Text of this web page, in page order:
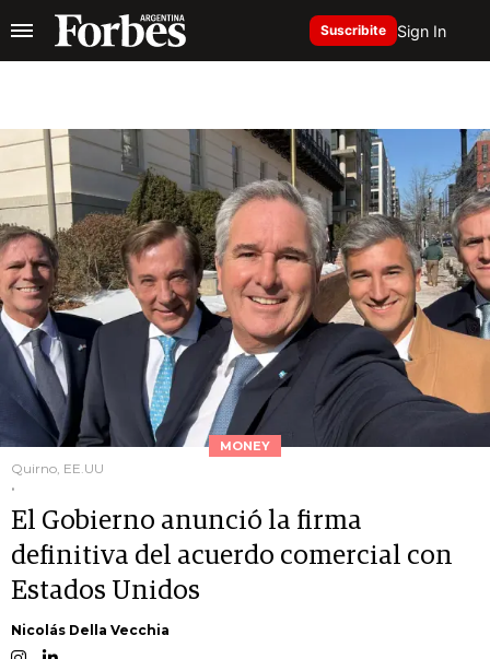
Suscribite Sign In
MONEY
Quirno, EE.UU
.
El Gobierno anunció la firma
definitiva del acuerdo comercial con
Estados Unidos
Nicolás Della Vecchia